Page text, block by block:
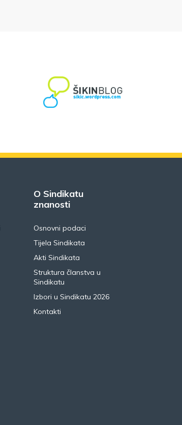
O Sindikatu
znanosti
Osnovni podaci
Tijela Sindikata
Akti Sindikata
Struktura članstva u
Sindikatu
Izbori u Sindikatu 2026
Kontakti